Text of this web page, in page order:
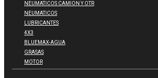
NEUMATICOS CAMION Y OTR
NEUMATICOS
LUBRICANTES
4X3
BLUEMAX-AGUA
GRASAS
MOTOR